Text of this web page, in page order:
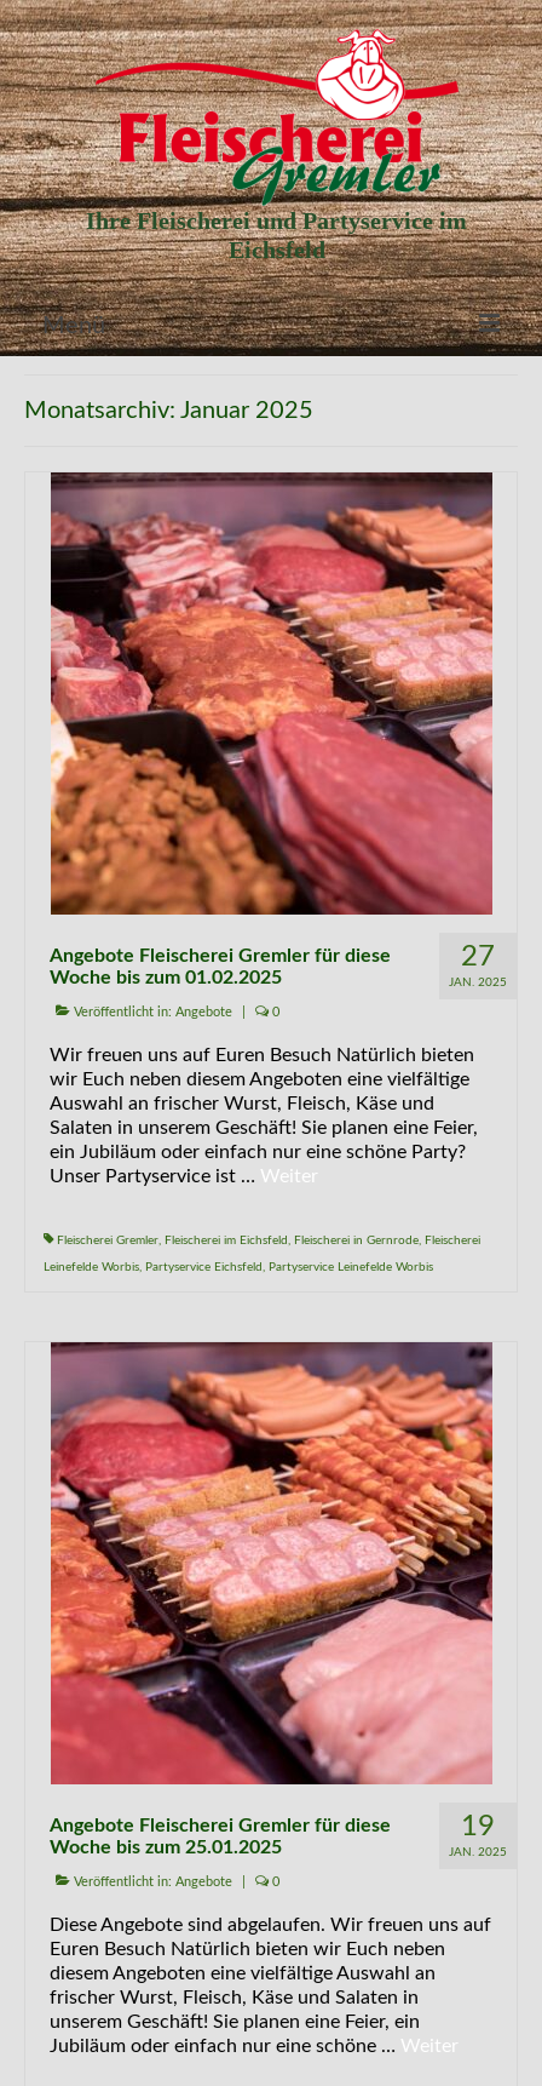
Ihre Fleischerei und Partyservice im
Eichsfeld
Menü
Unser Laden
Unsere Geschichte
Kontakt
Monatsarchiv: Januar 2025
27
JAN. 2025
Angebote Fleischerei Gremler für diese
Woche bis zum 01.02.2025
Veröffentlicht in: Angebote 0
Wir freuen uns auf Euren Besuch Natürlich bieten
wir Euch neben diesem Angeboten eine vielfältige
Auswahl an frischer Wurst, Fleisch, Käse und
Salaten in unserem Geschäft! Sie planen eine Feier,
ein Jubiläum oder einfach nur eine schöne Party?
Unser Partyservice ist … Weiter
Fleischerei Gremler, Fleischerei im Eichsfeld , Fleischerei in Gernrode, Fleischerei
Leinefelde Worbis, Partyservice Eichsfeld , Partyservice Leinefelde Worbis
19
JAN. 2025
Angebote Fleischerei Gremler für diese
Woche bis zum 25.01.2025
Veröffentlicht in: Angebote 0
Diese Angebote sind abgelaufen. Wir freuen uns auf
Euren Besuch Natürlich bieten wir Euch neben
diesem Angeboten eine vielfältige Auswahl an
frischer Wurst, Fleisch, Käse und Salaten in
unserem Geschäft! Sie planen eine Feier, ein
Jubiläum oder einfach nur eine schöne … Weiter